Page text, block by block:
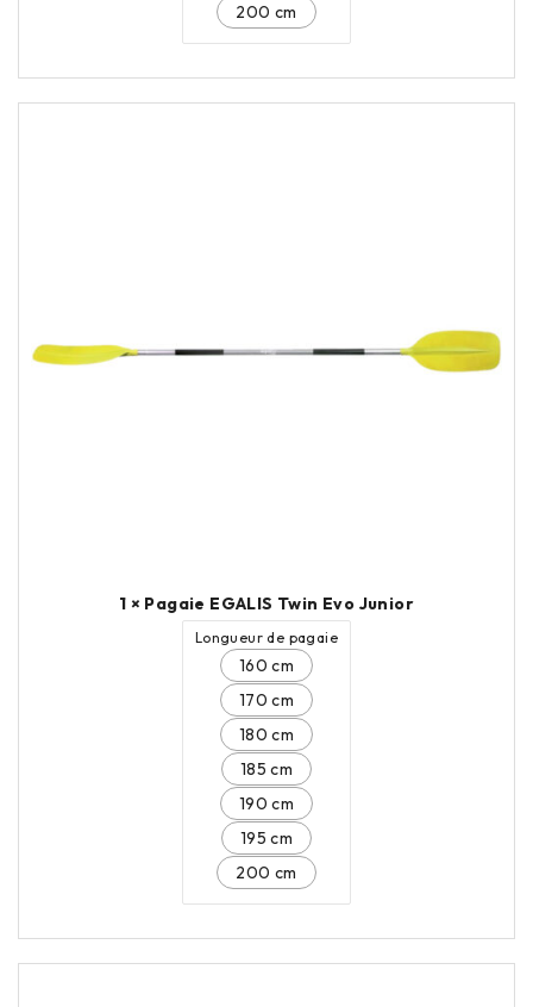
200 cm
1 × Pagaie EGALIS Twin Evo Junior
Longueur de pagaie
160 cm
170 cm
180 cm
185 cm
190 cm
195 cm
200 cm